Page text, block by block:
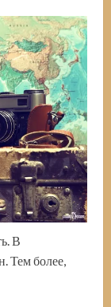
В
Тем более,